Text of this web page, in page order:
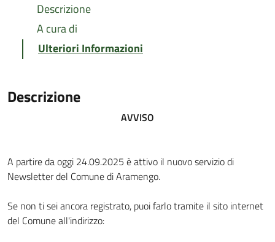
Descrizione
A cura di
Ulteriori Informazioni
Descrizione
AVVISO
A partire da oggi 24.09.2025 è attivo il nuovo servizio di
Newsletter del Comune di Aramengo.
Se non ti sei ancora registrato, puoi farlo tramite il sito internet
del Comune all'indirizzo: